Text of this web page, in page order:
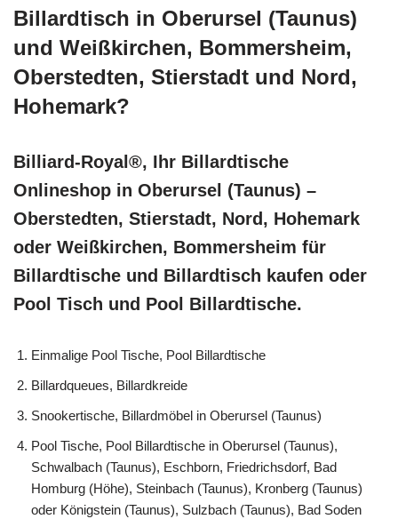
Billardtisch in Oberursel (Taunus)
und Weißkirchen, Bommersheim,
Oberstedten, Stierstadt und Nord,
Hohemark?
Billiard-Royal®, Ihr Billardtische
Onlineshop in Oberursel (Taunus) –
Oberstedten, Stierstadt, Nord, Hohemark
oder Weißkirchen, Bommersheim für
Billardtische und Billardtisch kaufen oder
Pool Tisch und Pool Billardtische.
Einmalige Pool Tische, Pool Billardtische
Billardqueues, Billardkreide
Snookertische, Billardmöbel in Oberursel (Taunus)
Pool Tische, Pool Billardtische in Oberursel (Taunus),
Schwalbach (Taunus), Eschborn, Friedrichsdorf, Bad
Homburg (Höhe), Steinbach (Taunus), Kronberg (Taunus)
oder Königstein (Taunus), Sulzbach (Taunus), Bad Soden